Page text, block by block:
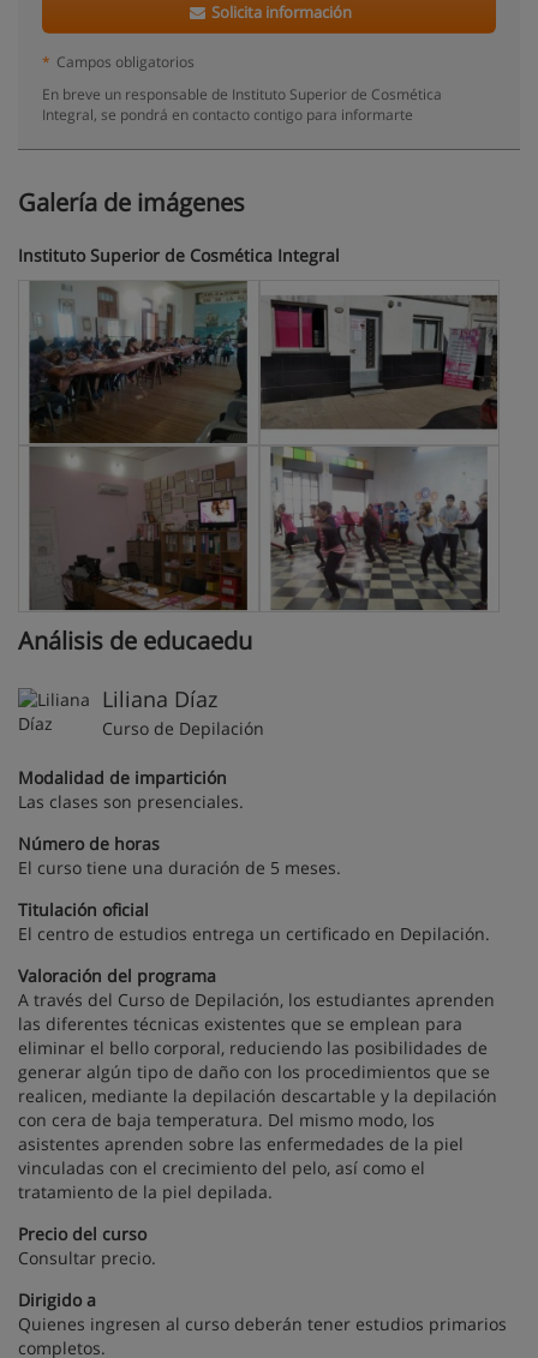
Solicita información
* Campos obligatorios
En breve un responsable de Instituto Superior de Cosmética
Integral, se pondrá en contacto contigo para informarte
Galería de imágenes
Instituto Superior de Cosmética Integral
Análisis de educaedu
Liliana Díaz
Curso de Depilación
Modalidad de impartición
Las clases son presenciales.
Número de horas
El curso tiene una duración de 5 meses.
Titulación oficial
El centro de estudios entrega un certificado en Depilación.
Valoración del programa
A través del Curso de Depilación, los estudiantes aprenden
las diferentes técnicas existentes que se emplean para
eliminar el bello corporal, reduciendo las posibilidades de
generar algún tipo de daño con los procedimientos que se
realicen, mediante la depilación descartable y la depilación
con cera de baja temperatura. Del mismo modo, los
asistentes aprenden sobre las enfermedades de la piel
vinculadas con el crecimiento del pelo, así como el
tratamiento de la piel depilada.
Precio del curso
Consultar precio.
Dirigido a
Quienes ingresen al curso deberán tener estudios primarios
completos.